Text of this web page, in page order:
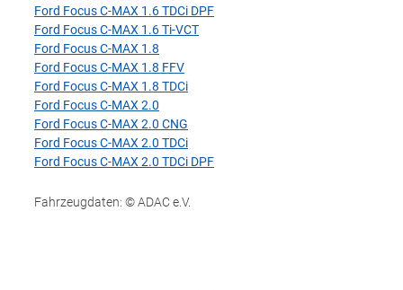
Ford Focus C-MAX 1.6 TDCi DPF
Ford Focus C-MAX 1.6 Ti-VCT
Ford Focus C-MAX 1.8
Ford Focus C-MAX 1.8 FFV
Ford Focus C-MAX 1.8 TDCi
Ford Focus C-MAX 2.0
Ford Focus C-MAX 2.0 CNG
Ford Focus C-MAX 2.0 TDCi
Ford Focus C-MAX 2.0 TDCi DPF
Fahrzeugdaten: © ADAC e.V.